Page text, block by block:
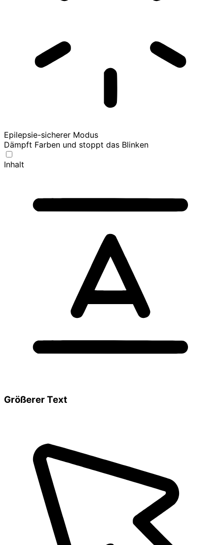
Epilepsie-sicherer Modus
Dämpft Farben und stoppt das Blinken
Inhalt
Größerer Text